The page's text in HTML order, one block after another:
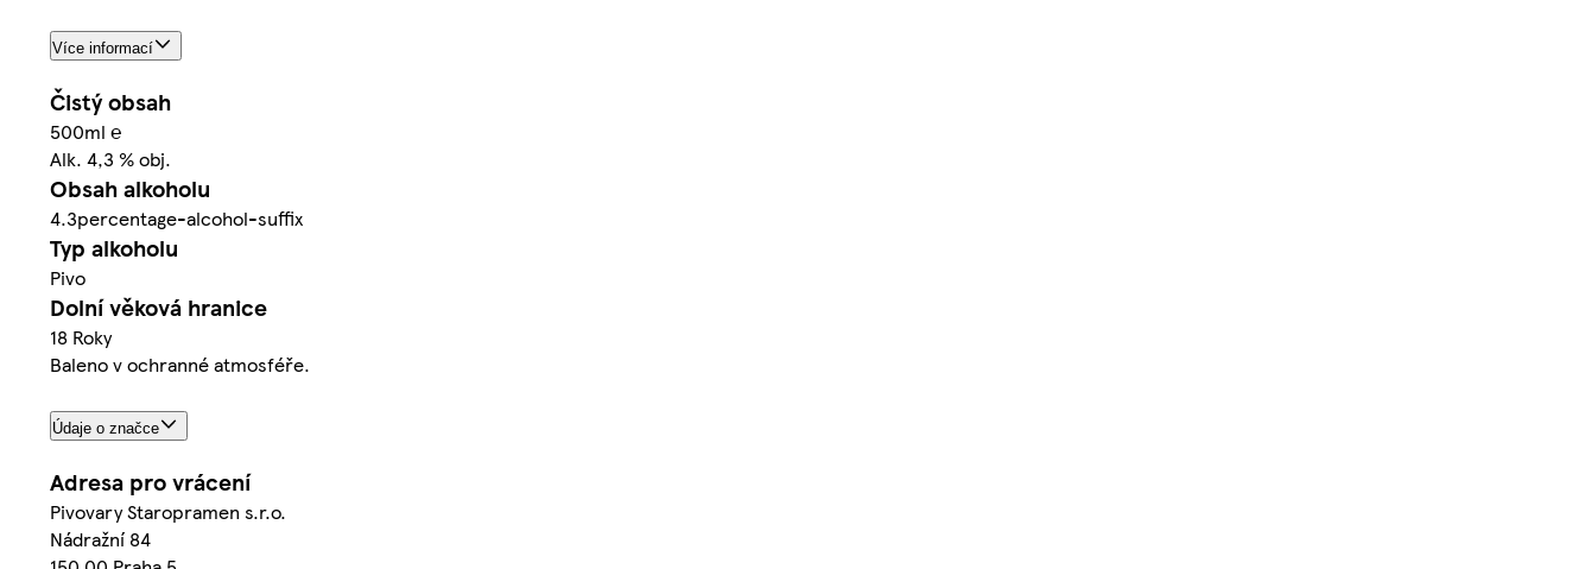
Více informací
Čistý obsah
500ml ℮
Alk. 4,3 % obj.
Obsah alkoholu
4.3percentage-alcohol-suffix
Typ alkoholu
Pivo
Dolní věková hranice
18 Roky
Baleno v ochranné atmosféře.
Údaje o značce
Adresa pro vrácení
Pivovary Staropramen s.r.o.
Nádražní 84